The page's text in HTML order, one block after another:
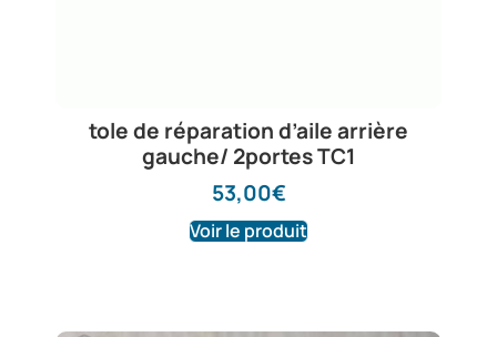
tole de réparation d’aile arrière
gauche/ 2portes TC1
53,00€
Voir le produit